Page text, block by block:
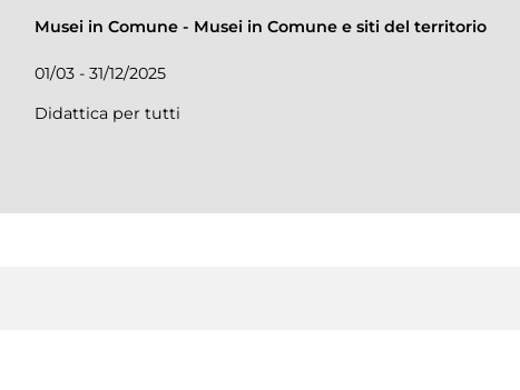
Musei in Comune - Musei in Comune e siti del territorio
01/03 - 31/12/2025
Didattica per tutti